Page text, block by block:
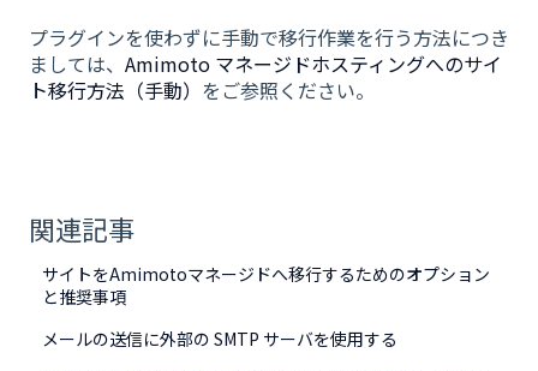
プラグインを使わずに手動で移行作業を行う方法につき
ましては、 Amimoto マネージドホスティングへのサイ
ト移行方法（手動） をご参照ください。
関連記事
サイトをAmimotoマネージドへ移行するためのオプション
と推奨事項
メールの送信に外部の SMTP サーバを使用する